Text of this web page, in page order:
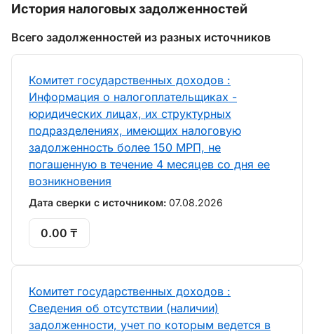
История налоговых задолженностей
Всего задолженностей из разных источников
Комитет государственных доходов :
Информация о налогоплательщиках -
юридических лицах, их структурных
подразделениях, имеющих налоговую
задолженность более 150 МРП, не
погашенную в течение 4 месяцев со дня ее
возникновения
Дата сверки с источником: 07.08.2026
0.00 ₸
Комитет государственных доходов :
Сведения об отсутствии (наличии)
задолженности, учет по которым ведется в